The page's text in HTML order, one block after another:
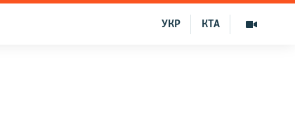
КТА
УКР